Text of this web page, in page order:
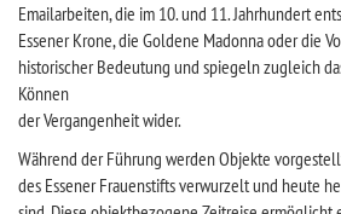
Emailarbeiten, die im 10. und 11. Jahrhundert
Essener Krone, die Goldene Madonna oder die
historischer Bedeutung und spiegeln zugleich
Können
der Vergangenheit wider.
Während der Führung werden Objekte
des Essener Frauenstifts verwurzelt und heute